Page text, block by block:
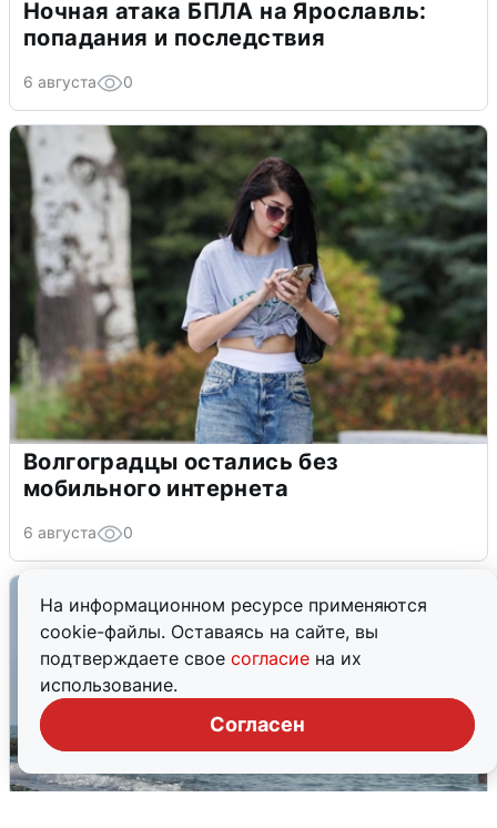
На информационном ресурсе применяются
cookie-файлы. Оставаясь на сайте, вы
подтверждаете свое согласие на их
использование.
Согласен
Ночная атака БПЛА на Ярославль:
попадания и последствия
6 августа 0
Волгоградцы остались без
мобильного интернета
6 августа 0